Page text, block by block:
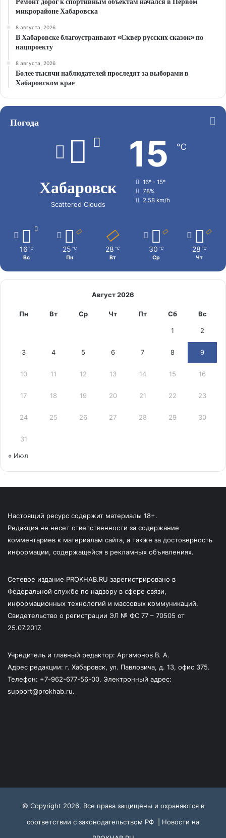
микрорайоне Хабаровска
8 августа, 2026
В Хабаровске благоустраивают «Сквер русских сказок» по
нацпроекту
8 августа, 2026
Более тысячи наблюдателей проследят за выборами в
Хабаровском крае
Погода
Хабаровск
Scattered Clouds
15 ℃
16º - 15º
78%
2.58 km/h
16 ℃
Вс
25 ℃
Пн
28 ℃
Вт
30 ℃
Ср
28 ℃
Чт
Август 2026
Пн Вт Ср Чт Пт Сб Вс
1 2
3 4 5 6 7 8 9
10 11 12 13 14 15 16
17 18 19 20 21 22 23
24 25 26 27 28 29 30
31
« Июл
Настоящий ресурс содержит материалы 18+.
Редакция не несет ответственности за содержание
комментариев к материалам сайта, а также за достоверность
информации, содержащейся в рекламных объявлениях.
Сетевое издание PROKHAB.RU зарегистрировано в
Федеральной службе по надзору в сфере связи,
информационных технологий и массовых коммуникаций.
Свидетельство о регистрации ЭЛ № ФС 77 – 70505 от
25.07.2017.
Учредитель и главный редактор: Артамонов В. А.
Адрес редакции: г. Хабаровск, ул. Павловича, д. 13, офис 375.
Телефон: +7-962-677-56-00. Электронный адрес:
support@prokhab.ru.
© Copyright 2026, Все права защищены и охраняются в
соответствии с законодательством РФ | Новости на